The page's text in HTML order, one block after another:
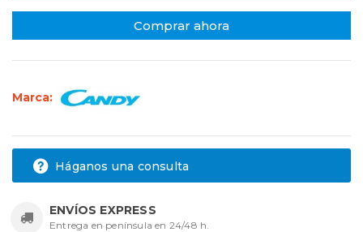
Comprar ahora
Marca:
Háganos una consulta
ENVÍOS EXPRESS
Entrega en península en 24/48 h.